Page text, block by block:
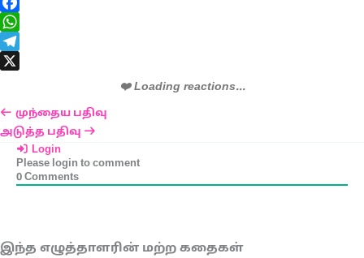
Facebook
WhatsApp
Telegram
❤️ Loading reactions...
முந்தைய பதிவு
அடுத்த பதிவு
Login
Please login to comment
0Comments
இந்த எழுத்தாளரின் மற்ற கதைகள்